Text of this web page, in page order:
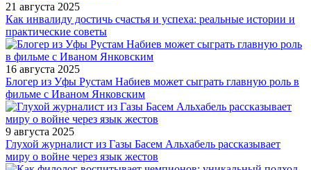
21 августа 2025
Как инвалиду достичь счастья и успеха: реальные истории и
практические советы
16 августа 2025
Блогер из Уфы Рустам Набиев может сыграть главную роль в
фильме с Иваном Янковским
9 августа 2025
Глухой журналист из Газы Басем Альхабель рассказывает
миру о войне через язык жестов